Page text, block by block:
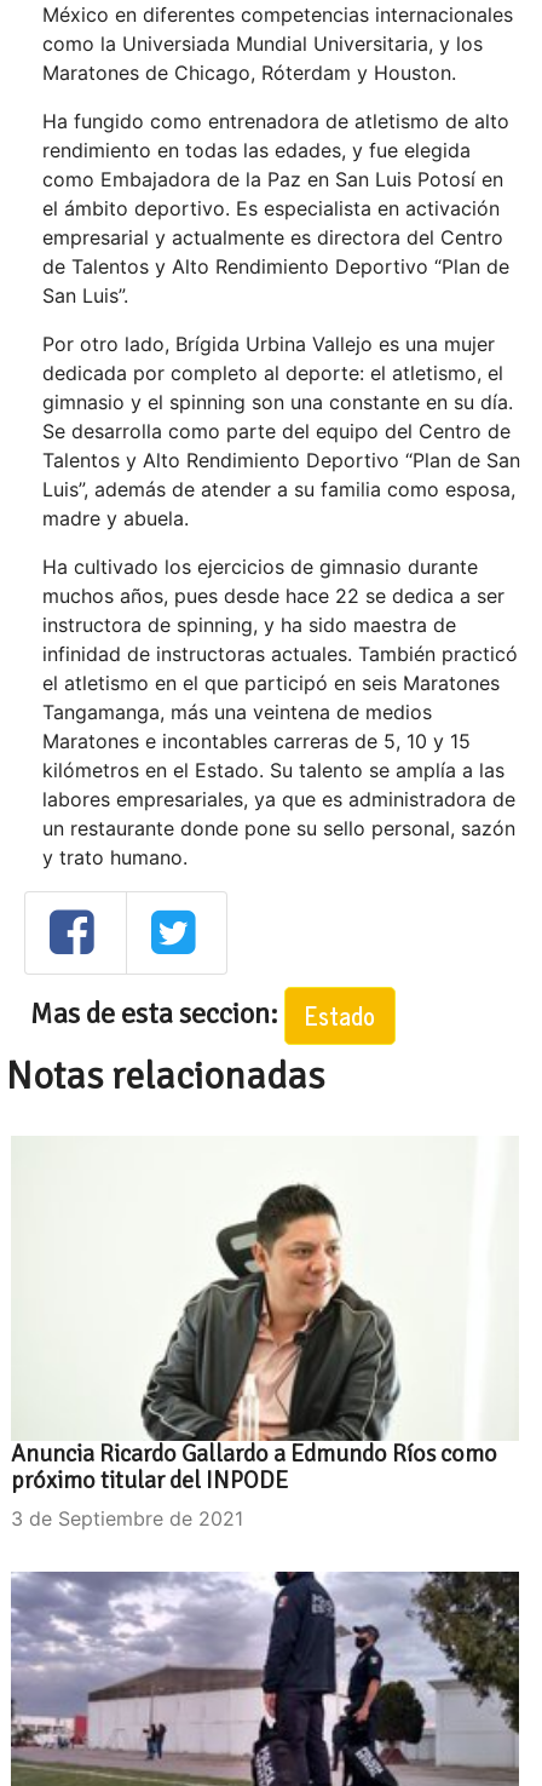
México en diferentes competencias internacionales
como la Universiada Mundial Universitaria, y los
Maratones de Chicago, Róterdam y Houston.
Ha fungido como entrenadora de atletismo de alto
rendimiento en todas las edades, y fue elegida
como Embajadora de la Paz en San Luis Potosí en
el ámbito deportivo. Es especialista en activación
empresarial y actualmente es directora del Centro
de Talentos y Alto Rendimiento Deportivo “Plan de
San Luis”.
Por otro lado, Brígida Urbina Vallejo es una mujer
dedicada por completo al deporte: el atletismo, el
gimnasio y el spinning son una constante en su día.
Se desarrolla como parte del equipo del Centro de
Talentos y Alto Rendimiento Deportivo “Plan de San
Luis”, además de atender a su familia como esposa,
madre y abuela.
Ha cultivado los ejercicios de gimnasio durante
muchos años, pues desde hace 22 se dedica a ser
instructora de spinning, y ha sido maestra de
infinidad de instructoras actuales. También practicó
el atletismo en el que participó en seis Maratones
Tangamanga, más una veintena de medios
Maratones e incontables carreras de 5, 10 y 15
kilómetros en el Estado. Su talento se amplía a las
labores empresariales, ya que es administradora de
un restaurante donde pone su sello personal, sazón
y trato humano.
Mas de esta seccion: Estado
Notas relacionadas
Anuncia Ricardo Gallardo a Edmundo Ríos como
próximo titular del INPODE
3 de Septiembre de 2021